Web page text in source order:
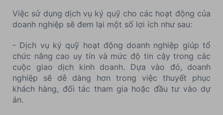
Việc sử dụng dịch vụ ký quỹ cho các hoạt động của
doanh nghiệp sẽ đem lại một số lợi ích như sau:
- Dịch vụ ký quỹ hoạt động doanh nghiệp giúp tổ
chức nâng cao uy tín và mức độ tin cậy trong các
cuộc giao dịch kinh doanh. Dựa vào đó, doanh
nghiệp sẽ dễ dàng hơn trong việc thuyết phục
khách hàng, đối tác tham gia hoặc đầu tư vào dự
án.